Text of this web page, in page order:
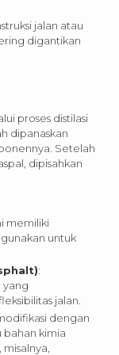
jalan atau
digantikan
proses distilasi
dipanaskan
Setelah
dipisahkan
memiliki
untuk
:
yang
jalan.
dengan
bahan kimia